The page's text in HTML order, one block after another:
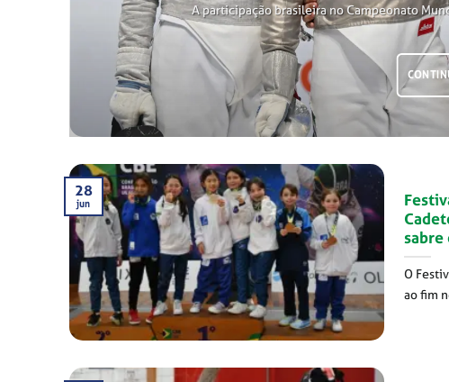
A participação brasileira no Campeonato
sabre
O
ao fim
28
jun